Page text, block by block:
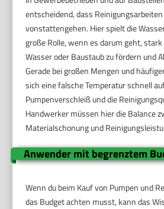
entscheidend, dass
vonstattengehen. Hier spielt die
große Rolle, wenn es darum geht,
Wasser oder Baustaub zu fördern und
Gerade bei großen Mengen und
sich eine falsche Temperatur schnell
Pumpenverschleiß und die
Handwerker müssen hier die Balance
Materialschonung und
Anwender mit begrenztem
Wenn du beim Kauf von Pumpen und
das Budget achten musst, kann das